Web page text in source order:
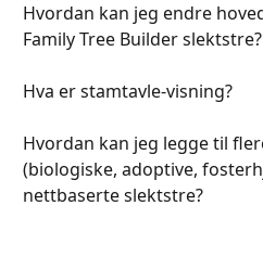
Hvordan kan jeg endre
Family Tree Builder slektstre?
Hva er stamtavle-visning?
Hvordan kan jeg legge til
(biologiske, adoptive,
nettbaserte slektstre?